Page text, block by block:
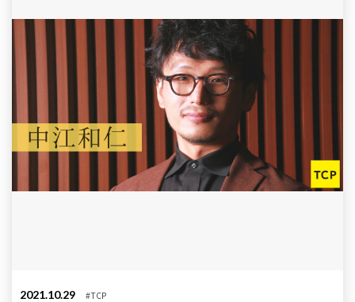
2021.10.29 #TCP